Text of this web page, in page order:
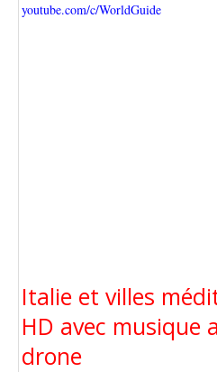
youtube.com/c/WorldGuide
Italie et villes
HD avec musique
drone